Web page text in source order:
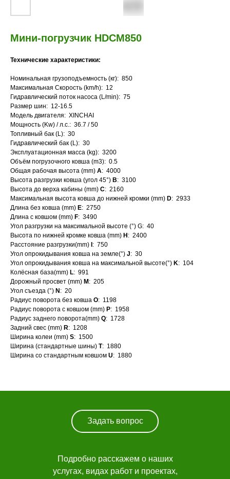
Мини-погрузчик HDCM850
Технические характеристики:
Номинальная грузоподъемность (кг): 850
Максимальная Скорость (km/h): 12
Гидравлический поток насоса (L/min): 75
Размер шин: 12-16.5
Модель двигателя: XINCHAI
Мощность (Kw) / л.с.: 36.7 / 50
Топливный бак (L): 30
Гидравлический бак (L): 30
Эксплуатационная масса (kg): 3200
Объём погрузочного ковша (m3): 0.5
Общая рабочая высота (mm) A: 4000
Высота разгрузки ковша (угол 45°) B: 3100
Высота до верха кабины (mm) C: 2160
Максимальная высота ковша до нижней кромки (mm) D: 2933
Длина без ковша (mm) E: 2750
Длина с ковшом (mm) F: 3490
Угол разгрузки на максимальной высоте (°) G: 40
Высота по нижней кромке ковша (mm) H : 2400
Расстояние разгрузки(mm) : 750
Угол опрокидывания ковша на земле(°) J: 30
Угол опрокидывания ковша на максимальной высоте(°) K: 104
Колёсная база(mm) L: 991
Дорожный просвет (mm) M : 205
Угол съезда (°) N : 20
Радиус поворота без ковша O: 1198
Радиус поворота с ковшом (mm) P: 1958
Радиус заднего поворота(mm) Q: 1728
Задний свес (mm) R: 1208
Ширина колеи (mm) S: 1500
Ширина (стандартные шины) T: 1880
Ширина со стандартным ковшом U: 1880
?
Вам нужна
консультация?
Задать вопрос
Подробно расскажем о наших
услугах, видах работ и проектах,
Заказать звонок
Навигация